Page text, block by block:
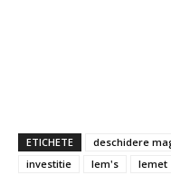
ETICHETE deschidere
investitie
lem's lemet